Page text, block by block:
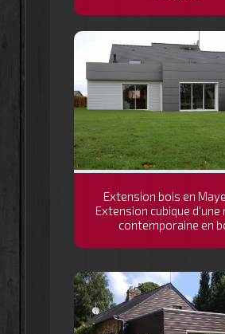
Extension bois en
Extension cubique d'une
contemporaine en